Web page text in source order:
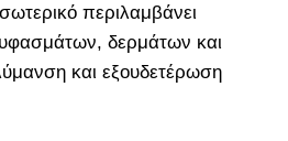
περιλαμβάνει
δερμάτων και
και εξουδετέρωση